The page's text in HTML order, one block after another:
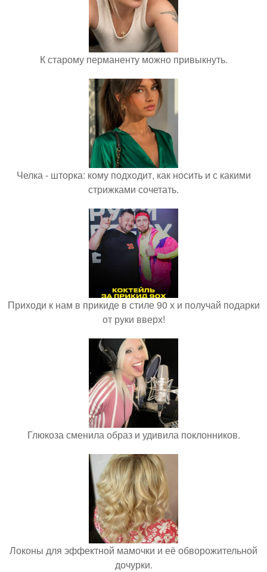
К старому перманенту можно привыкнуть.
Челка - шторка: кому подходит, как носить и с какими
стрижками сочетать.
Приходи к нам в прикиде в стиле 90 х и получай подарки
от руки вверх!
Глюкоза сменила образ и удивила поклонников.
Локоны для эффектной мамочки и её обворожительной
дочурки.